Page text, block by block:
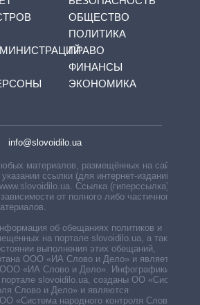
ОБЩЕСТВО
ПОЛИТИКА
ПРАВО
ФИНАНСЫ
ЭКОНОМИКА
info@slovoidilo.ua
материалов, размещённых на сайте,
ссылки (для интернет-изданий —
Ссылка (гиперссылка)
от полного либо частичного
об обещаниях политиков и
на портале slovoidilo.ua, а также
выполнения этих обещаний,
ООО «ИА Слово и Дело» и является
ООО «ИА Слово и Дело». Инфографики,
slovoidilo.ua, созданы ОО «Система
Слово и Дело» и являются
«Система народного контроля Слово и